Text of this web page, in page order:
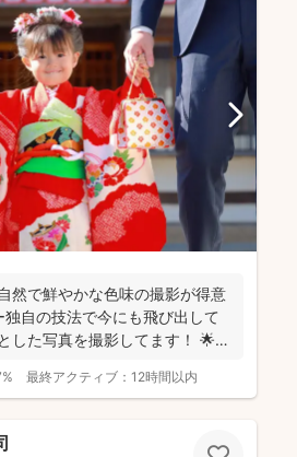
然で鮮やかな色味の撮影が得意
自の技法で今にも飛び出して
した写真を撮影してます！ 🌟屋
最終アクティブ： 12時間以内